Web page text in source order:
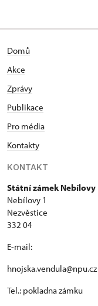
Domů
Akce
Zprávy
Publikace
Pro média
Kontakty
KONTAKT
Státní zámek Nebílovy
Nebílovy 1
Nezvěstice
332 04
E-mail:
hnojska.vendula@npu.cz
Tel.: pokladna zámku